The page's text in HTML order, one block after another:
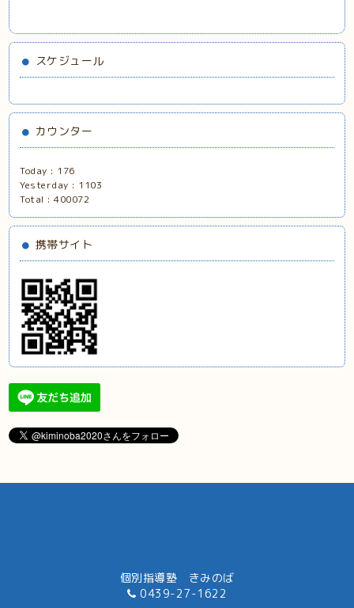
スケジュール
カウンター
Today : 176
Yesterday : 1103
Total :400072
携帯サイト
個別指導塾 きみのば
0439-27-1622